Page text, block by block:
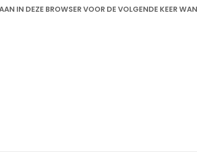
IN DEZE BROWSER VOOR DE VOLGENDE KEER